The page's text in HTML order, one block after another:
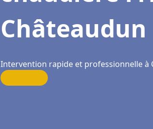
Châteaudun
Intervention rapide et professionnelle à